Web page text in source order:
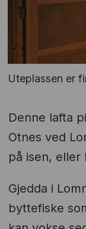
Uteplassen er
Denne lafta
Otnes ved
på isen, eller
Gjedda i
byttefiske